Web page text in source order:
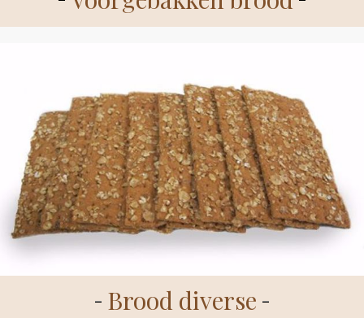
Brood diverse